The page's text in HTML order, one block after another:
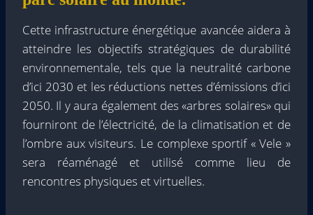
Cette infrastructure énergétique avancée aidera à
atteindre les objectifs stratégiques de durabilité
environnementale, tels que la neutralité carbone
d’ici 2030 et les réductions nettes d’émissions d’ici
2050. Il y aura également des «arbres solaires» qui
fourniront de l’électricité, de la climatisation et de
l’ombre aux visiteurs. Le complexe sportif « Vele »
sera réaménagé et utilisé comme lieu de
rencontres physiques et virtuelles.